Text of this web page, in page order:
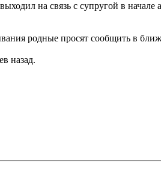
на связь с супругой в
родные просят сообщить в
назад.